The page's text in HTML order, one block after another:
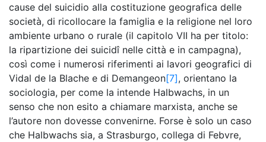
cause del suicidio alla costituzione geografica delle
società, di ricollocare la famiglia e la religione nel loro
ambiente urbano o rurale (il capitolo VII ha per titolo:
la ripartizione dei suicidî nelle città e in campagna),
così come i numerosi riferimenti ai lavori geografici di
Vidal de la Blache e di Demangeon[7], orientano la
sociologia, per come la intende Halbwachs, in un
senso che non esito a chiamare marxista, anche se
l’autore non dovesse convenirne. Forse è solo un caso
che Halbwachs sia, a Strasburgo, collega di Febvre,